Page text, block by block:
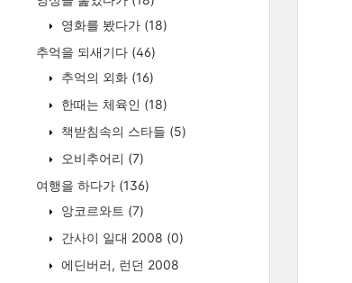
영화를 봤다가 (18)
추억을 되새기다 (46)
추억의 외화 (16)
한때는 체육인 (18)
책받침속의 스타들 (5)
오비추어리 (7)
여행을 하다가 (136)
앙코르와트 (7)
간사이 일대 2008 (0)
에딘버러, 런던 2008